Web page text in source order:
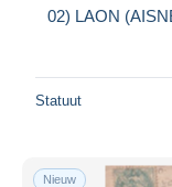
02) LAON
Statuut
Nieuw